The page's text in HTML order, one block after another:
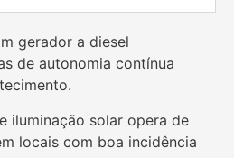
gerador a diesel
de autonomia contínua
iluminação solar opera de
locais com boa incidência